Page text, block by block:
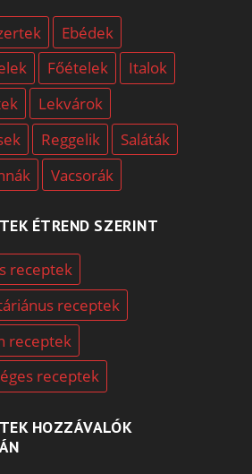
Ebédek
Főételek
Italok
Lekvárok
Reggelik
Saláták
Vacsorák
ÉTREND SZERINT
receptek
receptek
receptek
receptek
HOZZÁVALÓK